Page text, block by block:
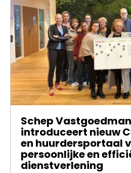
Schep
introduceert nieuw
en huurdersportaal
persoonlijke en
dienstverlening